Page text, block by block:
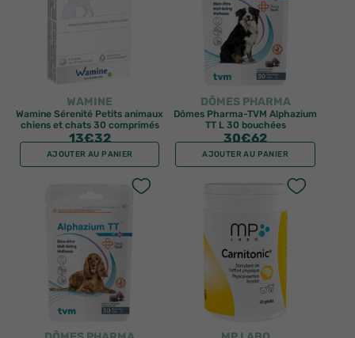
WAMINE
Wamine Sérenité Petits animaux
chiens et chats 30 comprimés
13€32
AJOUTER AU PANIER
DÔMES PHARMA
Dômes Pharma-TVM Alphazium
TT L 30 bouchées
30€62
AJOUTER AU PANIER